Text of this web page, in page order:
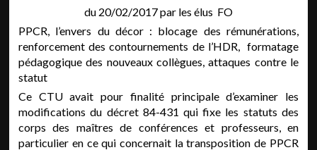
du 20/02/2017 par les élus FO
PPCR, l’envers du décor : blocage des rémunérations,
renforcement des contournements de l’HDR, formatage
pédagogique des nouveaux collègues, attaques contre le
statut
Ce CTU avait pour finalité principale d’examiner les
modifications du décret 84-431 qui fixe les statuts des
corps des maîtres de conférences et professeurs, en
particulier en ce qui concernait la transposition de PPCR